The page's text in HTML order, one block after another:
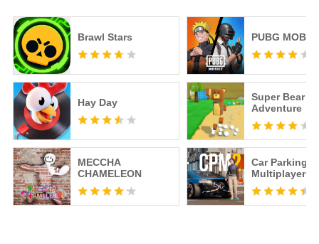
Brawl Stars
Hay Day
MECCHA
CHAMELEON
PUBG
Super Bear
Adventure
Car Parking
Multiplayer 2